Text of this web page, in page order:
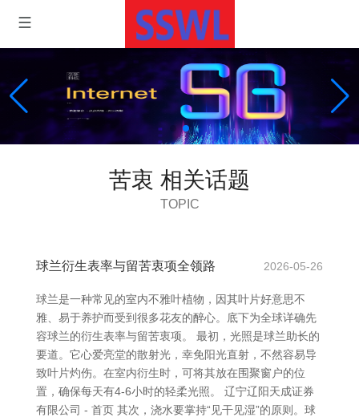
苦衷 相关话题
TOPIC
球兰衍生表率与留苦衷项全领路 2026-05-26
球兰是一种常见的室内不雅叶植物，因其叶片好意思不
雅、易于养护而受到很多花友的醉心。底下为全球详确先
容球兰的衍生表率与留苦衷项。 最初，光照是球兰助长的
要道。它心爱亮堂的散射光，幸免阳光直射，不然容易导
致叶片灼伤。在室内衍生时，可将其放在围聚窗户的位
置，确保每天有4-6小时的轻柔光照。 辽宁辽阳天成证券
有限公司 - 首页 其次，浇水要掌持“见干见湿”的原则。球